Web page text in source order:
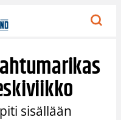
sisällään